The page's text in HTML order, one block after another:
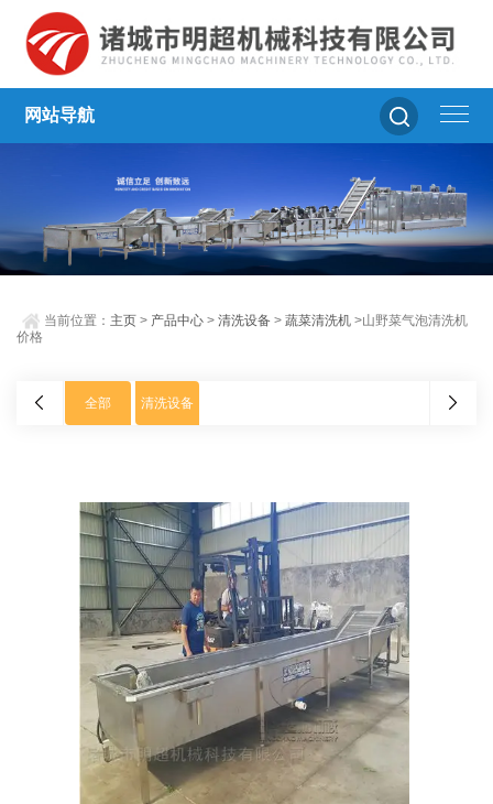
网站导航
当前位置： 主页 > 产品中心 >清洗设备 >蔬菜清洗机 >山野菜气泡清洗机
价格
全部 清洗设备